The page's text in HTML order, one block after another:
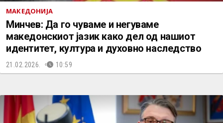
МАКЕДОНИЈА
Минчев: Да го чуваме и негуваме
македонскиот јазик како дел од нашиот
идентитет, култура и духовно наследство
21.02.2026. 10:59